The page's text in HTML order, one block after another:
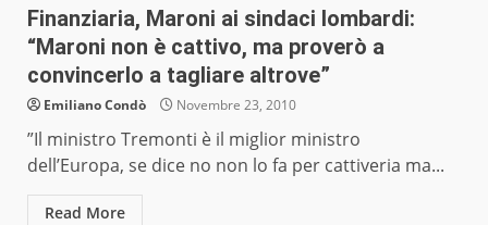
Finanziaria, Maroni ai sindaci lombardi:
“Maroni non è cattivo, ma proverò a
convincerlo a tagliare altrove”
Emiliano Condò Novembre 23, 2010
”Il ministro Tremonti è il miglior ministro
dell’Europa, se dice no non lo fa per cattiveria ma...
Read More